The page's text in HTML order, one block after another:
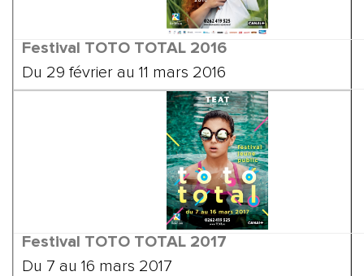
Festival TOTO TOTAL 2016
Du 29 février au 11 mars 2016
Festival TOTO TOTAL 2017
Du 7 au 16 mars 2017